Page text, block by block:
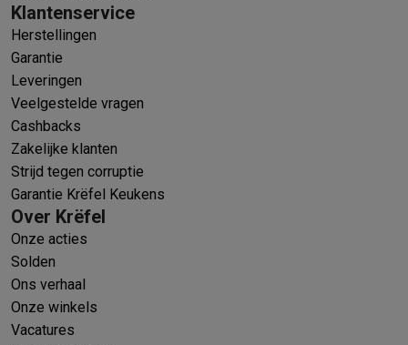
Klantenservice
Herstellingen
Garantie
Leveringen
Veelgestelde vragen
Cashbacks
Zakelijke klanten
Strijd tegen corruptie
Garantie Krëfel Keukens
Over Krëfel
Onze acties
Solden
Ons verhaal
Onze winkels
Vacatures